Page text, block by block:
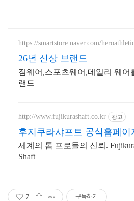
https://smartstore.naver.com/
26년 신상 브랜드
짐웨어,스포츠웨어,데일리 웨어
랜드
http://www.fujikurashaft.co.kr 광고
후지쿠라샤프트 공식홈페이
세계의 톱 프로들의 신뢰.
Shaft
7 구독하기